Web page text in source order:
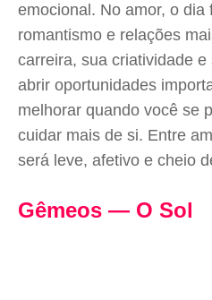
emocional. No amor, o dia
romantismo e relações
carreira, sua criatividade
abrir oportunidades
melhorar quando você se
cuidar mais de si. Entre
será leve, afetivo e cheio
Gêmeos — O Sol